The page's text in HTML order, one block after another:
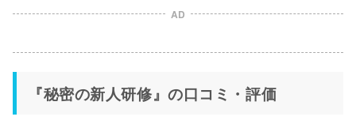
AD
『秘密の新人研修』の口コミ・評価